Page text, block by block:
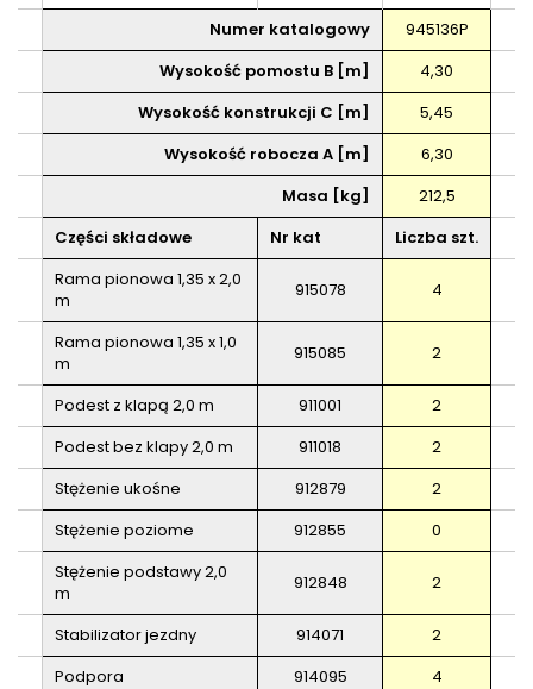
Numer katalogowy
945136P
Wysokość pomostu B [m]
4,30
Wysokość konstrukcji C [m]
5,45
Wysokość robocza A [m]
6,30
Masa [kg]
212,5
Części składowe
Nr kat
Liczba szt.
Rama pionowa 1,35 x 2,0
m
915078 4
Rama pionowa 1,35 x 1,0
m
915085 2
Podest z klapą 2,0 m 911001
2
Podest bez klapy 2,0 m
911018
2
Stężenie ukośne
912879
2
Stężenie poziome
912855
0
Stężenie podstawy 2,0
m
912848 2
Stabilizator jezdny 914071
2
Podpora
914095
4